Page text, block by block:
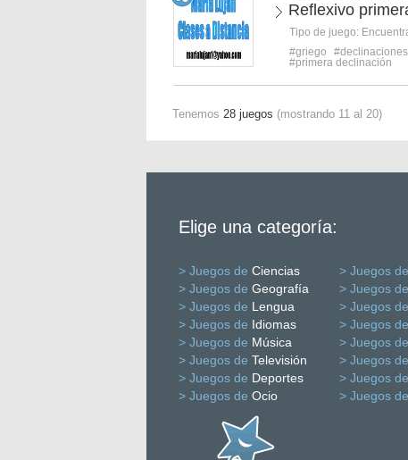
Reflexivo
Tipo de juego:
#griego
#declinaciones
#primera declinación
Tenemos 28 juegos (mostrando 11 al 20)
Elige una categoría:
> Juegos de Ciencias > Juegos de
> Juegos de Geografía > Juegos de
> Juegos de Lengua > Juegos de
> Juegos de Idiomas > Juegos de
> Juegos de Música > Juegos de
> Juegos de Televisión > Juegos de
> Juegos de Deportes > Juegos de
> Juegos de Ocio > Juegos de